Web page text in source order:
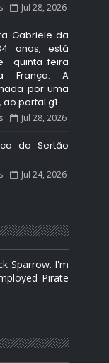
Jul 28, 2026
Gabriele da
anos, está
quinta-feira
França. A
por uma
portal g1.
Jul 28, 2026
do Sertão
Jul 24, 2026
Sparrow. I'm
Pirate